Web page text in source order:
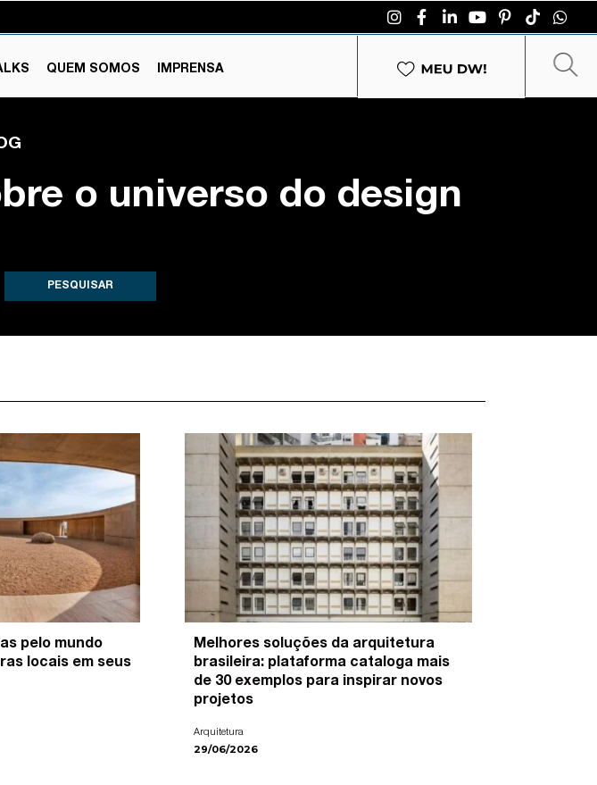
QUEM SOMOS IMPRENSA
o universo do design
PESQUISAR
pelo mundo
locais em seus
Melhores soluções da arquitetura
brasileira: plataforma cataloga mais
de 30 exemplos para inspirar novos
projetos
Arquitetura
29/06/2026